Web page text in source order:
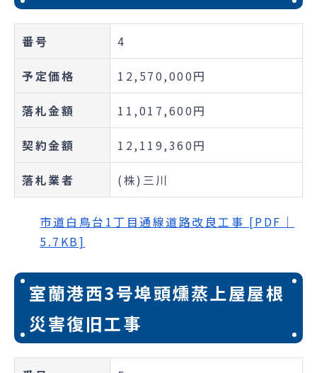
番号 4
予定価格 12,570,000円
落札金額 11,017,600円
契約金額 12,119,360円
落札業者 (株)三川
市道白鳥台1丁目通線道路改良工事 [PDF｜
5.7KB]
室蘭港西3号埠頭燻蒸上屋屋根
災害復旧工事